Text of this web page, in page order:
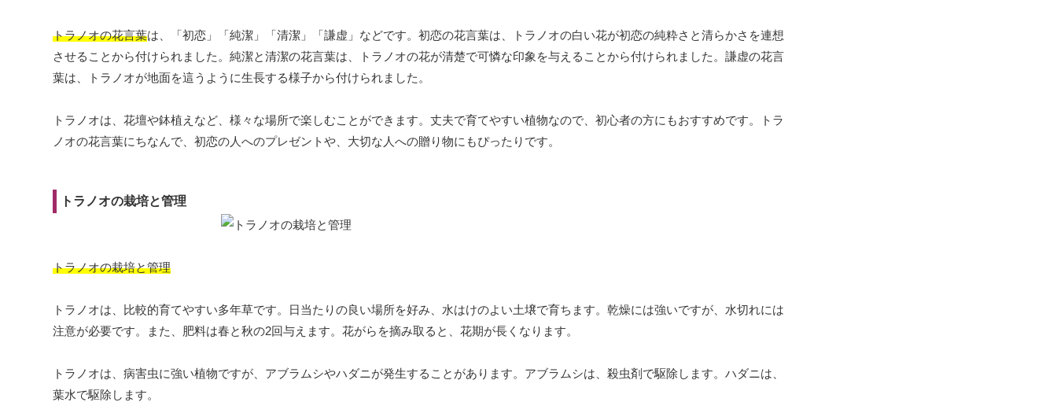
トラノオの花言葉は、「初恋」「純潔」「清潔」「謙虚」などです。初恋の花言葉は、トラノオの白い花が初恋の純粋さと清らかさを連想
させることから付けられました。純潔と清潔の花言葉は、トラノオの花が清楚で可憐な印象を与えることから付けられました。謙虚の花言
葉は、トラノオが地面を這うように生長する様子から付けられました。
トラノオは、花壇や鉢植えなど、様々な場所で楽しむことができます。丈夫で育てやすい植物なので、初心者の方にもおすすめです。トラ
ノオの花言葉にちなんで、初恋の人へのプレゼントや、大切な人への贈り物にもぴったりです。
トラノオの栽培と管理
トラノオの栽培と管理
トラノオは、比較的育てやすい多年草です。日当たりの良い場所を好み、水はけのよい土壌で育ちます。乾燥には強いですが、水切れには
注意が必要です。また、肥料は春と秋の2回与えます。花がらを摘み取ると、花期が長くなります。
トラノオは、病害虫に強い植物ですが、アブラムシやハダニが発生することがあります。アブラムシは、殺虫剤で駆除します。ハダニは、
葉水で駆除します。